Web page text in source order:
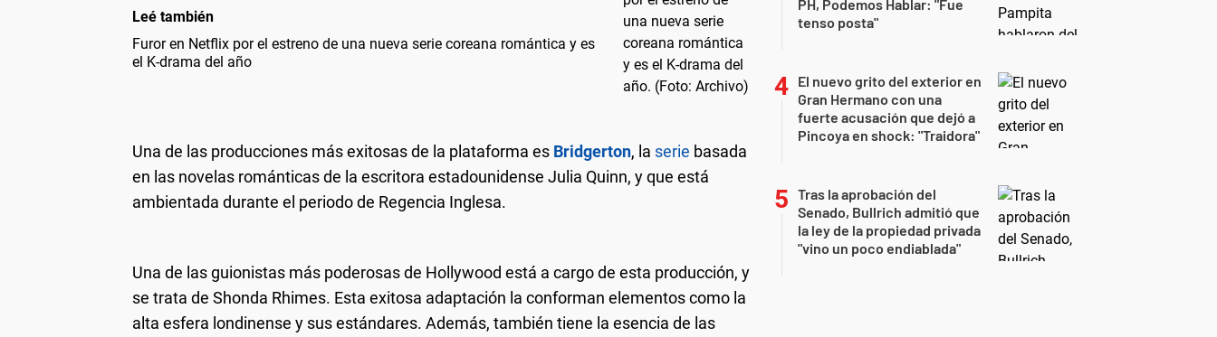
Leé también
Furor en Netflix por el estreno de una nueva serie coreana romántica y es
el K-drama del año
Una de las producciones más exitosas de la plataforma es Bridgerton, la serie basada
en las novelas románticas de la escritora estadounidense Julia Quinn, y que está
ambientada durante el periodo de Regencia Inglesa.
Una de las guionistas más poderosas de Hollywood está a cargo de esta producción, y
se trata de Shonda Rhimes. Esta exitosa adaptación la conforman elementos como la
alta esfera londinense y sus estándares. Además, también tiene la esencia de las
PH, Podemos Hablar: "Fue
tenso posta"
El nuevo grito del exterior en
Gran Hermano con una
fuerte acusación que dejó a
Pincoya en shock: "Traidora"
Tras la aprobación del
Senado, Bullrich admitió que
la ley de la propiedad privada
"vino un poco endiablada"